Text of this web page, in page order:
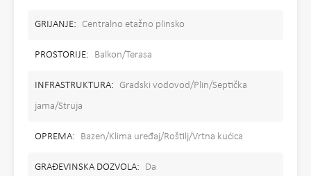
GRIJANJE: Centralno etažno plinsko
PROSTORIJE: Balkon/Terasa
INFRASTRUKTURA: Gradski vodovod/Plin/Septička
jama/Struja
OPREMA: Bazen/Klima uređaj/Roštilj/Vrtna kućica
GRAĐEVINSKA DOZVOLA: Da